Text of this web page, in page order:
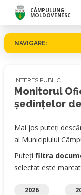
CÂMPULUNG
MOLDOVENESC
NAVIGARE:
INTERES PUBLIC
Monitorul
ședințelor
Mai jos puteți
al Municipiului
Puteți filtra
selectat este
2026